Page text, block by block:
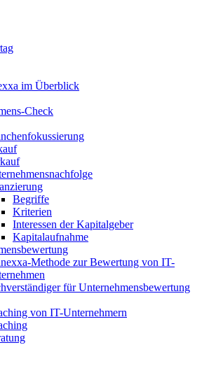
im Überblick
Check
Begriffe
Kriterien
Interessen der Kapitalgeber
Kapitalaufnahme
Methode zur Bewertung von IT-
für Unternehmensbewertung
von IT-Unternehmern